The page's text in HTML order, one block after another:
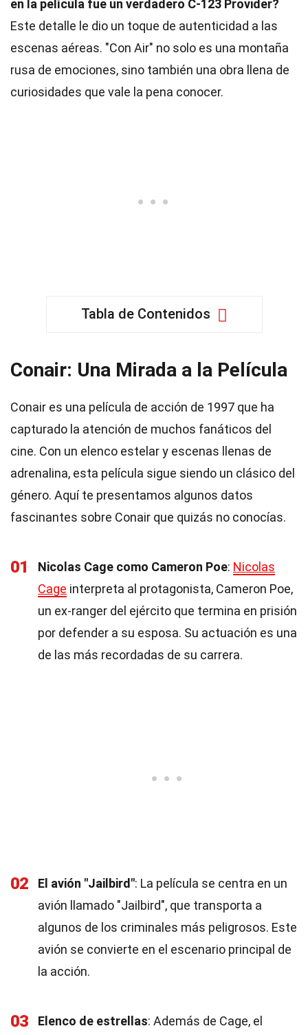
en la película fue un verdadero C-123 Provider?
Este detalle le dio un toque de autenticidad a las
escenas aéreas. "Con Air" no solo es una montaña
rusa de emociones, sino también una obra llena de
curiosidades que vale la pena conocer.
Tabla de Contenidos
Conair: Una Mirada a la Película
Conair es una película de acción de 1997 que ha
capturado la atención de muchos fanáticos del
cine. Con un elenco estelar y escenas llenas de
adrenalina, esta película sigue siendo un clásico del
género. Aquí te presentamos algunos datos
fascinantes sobre Conair que quizás no conocías.
01 Nicolas Cage como Cameron Poe: Nicolas
Cage interpreta al protagonista, Cameron Poe,
un ex-ranger del ejército que termina en prisión
por defender a su esposa. Su actuación es una
de las más recordadas de su carrera.
02 El avión "Jailbird": La película se centra en un
avión llamado "Jailbird", que transporta a
algunos de los criminales más peligrosos. Este
avión se convierte en el escenario principal de
la acción.
03 Elenco de estrellas: Además de Cage, el